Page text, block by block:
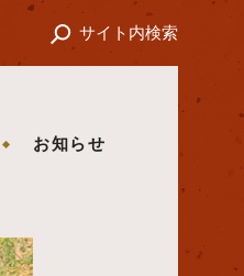
サイト内検索
お知らせ